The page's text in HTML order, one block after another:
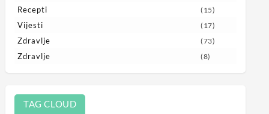
Recepti (15)
Vijesti (17)
Zdravlje (73)
Zdravlje (8)
TAG CLOUD